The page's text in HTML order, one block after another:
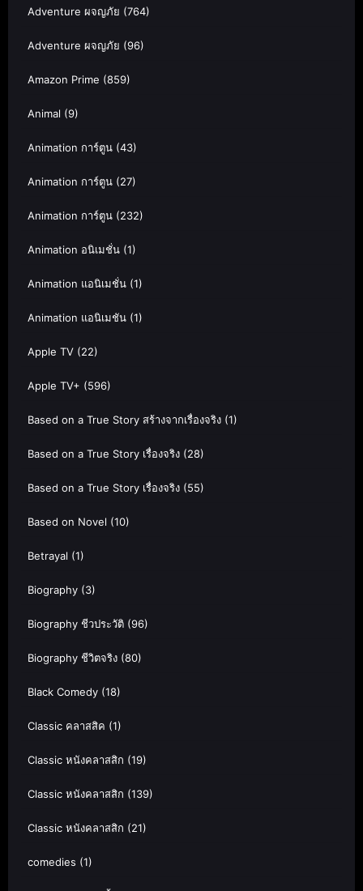
Adventure ผจญภัย (764)
Adventure ผจญภัย (96)
Amazon Prime (859)
Animal (9)
Animation การ์ตูน (43)
Animation การ์ตูน (27)
Animation การ์ตูน (232)
Animation อนิเมชั่น (1)
Animation แอนิเมชั่น (1)
Animation แอนิเมชัน (1)
Apple TV (22)
Apple TV+ (596)
Based on a True Story สร้างจากเรื่องจริง (1)
Based on a True Story เรื่องจริง (28)
Based on a True Story เรื่องจริง (55)
Based on Novel (10)
Betrayal (1)
Biography (3)
Biography ชีวประวัติ (96)
Biography ชีวิตจริง (80)
Black Comedy (18)
Classic คลาสสิค (1)
Classic หนังคลาสสิก (19)
Classic หนังคลาสสิก (139)
Classic หนังคลาสสิก (21)
comedies (1)